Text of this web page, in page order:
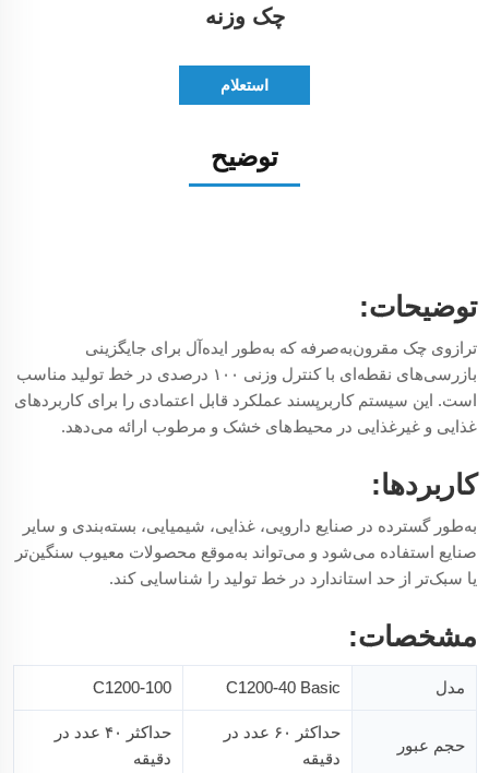
چک وزنه
استعلام
توضیح
توضیحات:
ترازوی چک مقرون‌به‌صرفه که به‌طور ایده‌آل برای جایگزینی
بازرسی‌های نقطه‌ای با کنترل وزنی ۱۰۰ درصدی در خط تولید مناسب
است. این سیستم کاربرپسند عملکرد قابل اعتمادی را برای کاربردهای
غذایی و غیرغذایی در محیط‌های خشک و مرطوب ارائه می‌دهد.
کاربردها:
به‌طور گسترده در صنایع دارویی، غذایی، شیمیایی، بسته‌بندی و سایر
صنایع استفاده می‌شود و می‌تواند به‌موقع محصولات معیوب سنگین‌تر
یا سبک‌تر از حد استاندارد در خط تولید را شناسایی کند.
مشخصات:
مدل C1200-40 Basic
C1200-100
حجم عبور
حداکثر ۶۰ عدد در
دقیقه
حداکثر ۴۰ عدد در
دقیقه